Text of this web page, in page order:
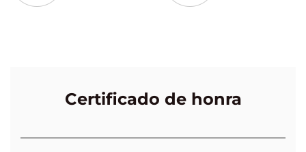
Certificado de honra